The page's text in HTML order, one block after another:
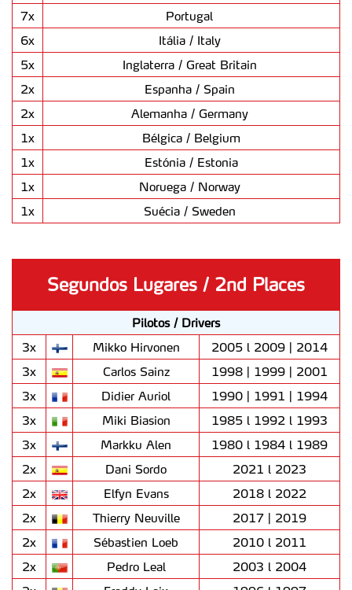
7x
Portugal
6x
Itália / Italy
5x
Inglaterra / Great Britain
2x
Espanha / Spain
2x
Alemanha / Germany
1x
Bélgica / Belgium
1x
Estónia / Estonia
1x
Noruega / Norway
1x
Suécia / Sweden
Segundos Lugares / 2nd Places
Pilotos / Drivers
3x
Mikko Hirvonen
2005 l 2009 | 2014
3x
Carlos Sainz
1998 | 1999 | 2001
3x
Didier Auriol
1990 | 1991 | 1994
3x
Miki Biasion
1985 l 1992 l 1993
3x
Markku Alen
1980 l 1984 l 1989
2x
Dani Sordo
2021 l 2023
2x
Elfyn Evans
2018 l 2022
2x
Thierry Neuville
2017 | 2019
2x
Sébastien Loeb
2010 l 2011
2x
Pedro Leal
2003 l 2004